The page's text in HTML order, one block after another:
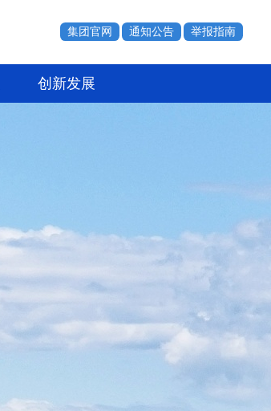
集团官网 通知公告 举报指南
创新发展